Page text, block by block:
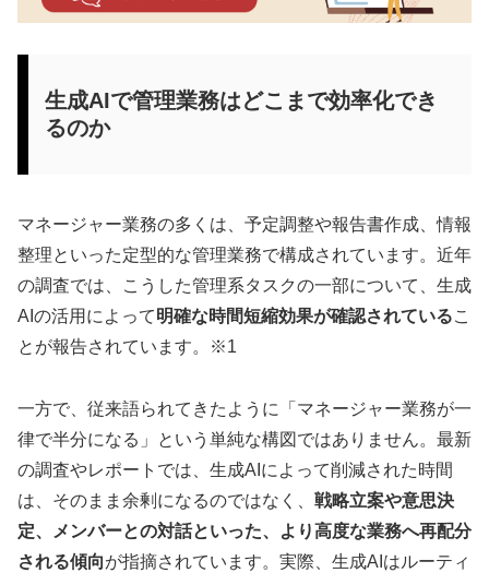
生成AIで管理業務はどこまで効率化でき
るのか
マネージャー業務の多くは、予定調整や報告書作成、情報
整理といった定型的な管理業務で構成されています。近年
の調査では、こうした管理系タスクの一部について、生成
AIの活用によって明確な時間短縮効果が確認されているこ
とが報告されています。※1
一方で、従来語られてきたように「マネージャー業務が一
律で半分になる」という単純な構図ではありません。最新
の調査やレポートでは、生成AIによって削減された時間
は、そのまま余剰になるのではなく、 戦略立案や意思決
定、メンバーとの対話といった、より高度な業務へ再配分
される傾向が指摘されています。実際、生成AIはルーティ